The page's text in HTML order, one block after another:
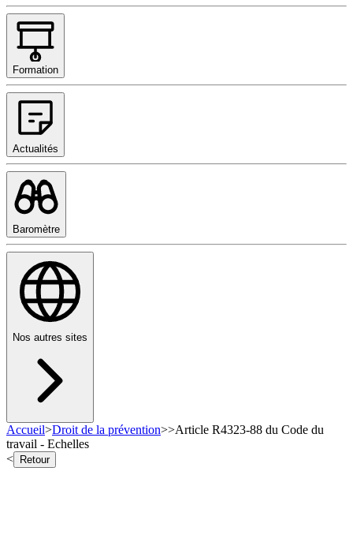
Formation
Actualités
Baromètre
Nos autres sites
Accueil>Droit de la prévention>>Article R4323-88 du Code du
travail - Echelles
<
Retour